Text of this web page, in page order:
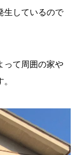
生しているので
って周囲の家や